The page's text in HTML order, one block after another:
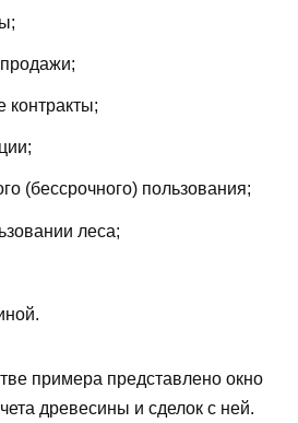
контракты;
(бессрочного) пользования;
леса;
примера представлено окно
древесины и сделок с ней.